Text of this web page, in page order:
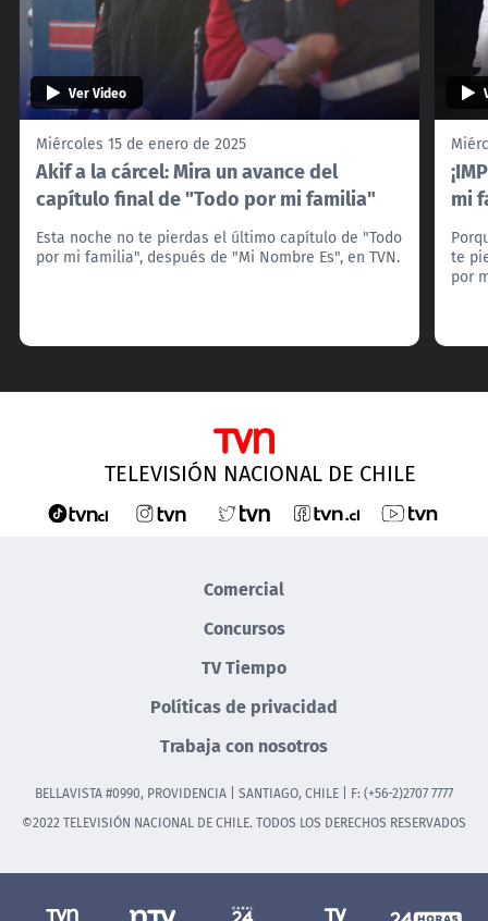
Ver Video
Miércoles 15 de enero de 2025
Akif a la cárcel: Mira un avance del
capítulo final de "Todo por mi familia"
Esta noche no te pierdas el último capítulo de "Todo
por mi familia", después de "Mi Nombre Es", en TVN.
mi
te
por
TELEVISIÓN NACIONAL DE CHILE
Comercial
Concursos
TV Tiempo
Políticas de privacidad
Trabaja con nosotros
BELLAVISTA #0990, PROVIDENCIA | SANTIAGO, CHILE | F: (+56-2)2707 7777
©2022 TELEVISIÓN NACIONAL DE CHILE. TODOS LOS DERECHOS RESERVADOS